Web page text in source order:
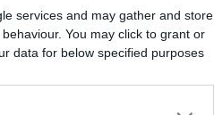
services and may gather and store
You may click to grant or
data for below specified purposes